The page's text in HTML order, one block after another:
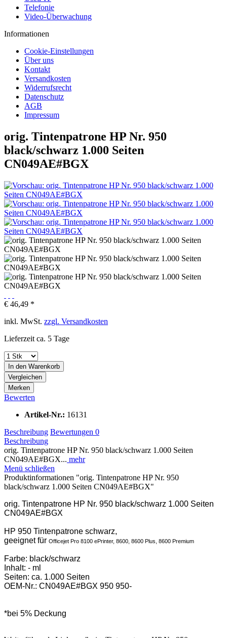
Telefonie
Video-Überwachung
Informationen
Cookie-Einstellungen
Über uns
Kontakt
Versandkosten
Widerrufsrecht
Datenschutz
AGB
Impressum
orig. Tintenpatrone HP Nr. 950
black/schwarz 1.000 Seiten
CN049AE#BGX
€ 46,49 *
inkl. MwSt. zzgl. Versandkosten
Lieferzeit ca. 5 Tage
In den Warenkorb
Vergleichen
Merken
Bewerten
Artikel-Nr.: 16131
Beschreibung Bewertungen 0
Beschreibung
orig. Tintenpatrone HP Nr. 950 black/schwarz 1.000 Seiten
CN049AE#BGX... mehr
Menü schließen
Produktinformationen "orig. Tintenpatrone HP Nr. 950
black/schwarz 1.000 Seiten CN049AE#BGX"
orig. Tintenpatrone HP Nr. 950 black/schwarz 1.000 Seiten
CN049AE#BGX
HP 950 Tintenpatrone schwarz,
geeignet für Officejet Pro 8100 ePrinter, 8600, 8600 Plus, 8600 Premium
Farbe: black/schwarz
Inhalt: - ml
Seiten: ca. 1.000 Seiten
OEM-Nr.: CN049AE#BGX 950 950-
*bei 5% Deckung